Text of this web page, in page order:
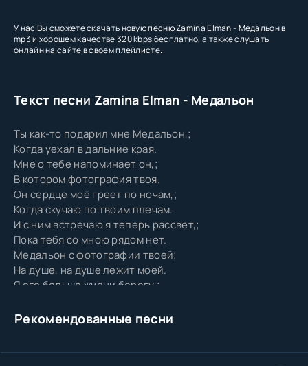
У нас Вы сможете скачать новую песню Zamina Elman - Медальон в
mp3 и хорошем качестве 320 kbps бесплатно, а также слушать
онлайн на сайте в своем плейлисте.
Текст песни Zamina Elman - Медальон
Ты как-то подарил мне Медальон,;
Когда уехал в дальние края.
Мне о тебе напоминает он,;
В котором фотография твоя.
Он сердце моё греет по ночам,;
Когда скучаю по твоим плечам.
И с ним встречаю я теперь рассвет,;
Пока тебя со мною рядом нет.
Медальон с фотографии твоей;
На душе, на душе лежит моей.
Я его больше жизни берегу,;
Медальон с фотографией твоей.
Рекомендованные песни